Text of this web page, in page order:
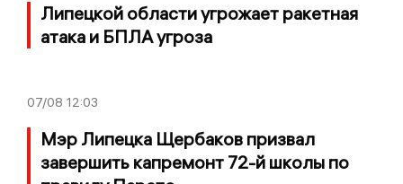
Липецкой области угрожает ракетная
атака и БПЛА угроза
07/08 12:03
Мэр Липецка Щербаков призвал
завершить капремонт 72-й школы по